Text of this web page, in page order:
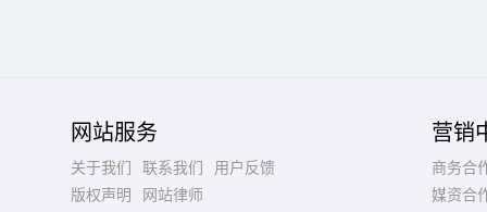
网站服务
关于我们 联系我们
用户反馈
版权声明
网站律师
营销
商务合
媒资合